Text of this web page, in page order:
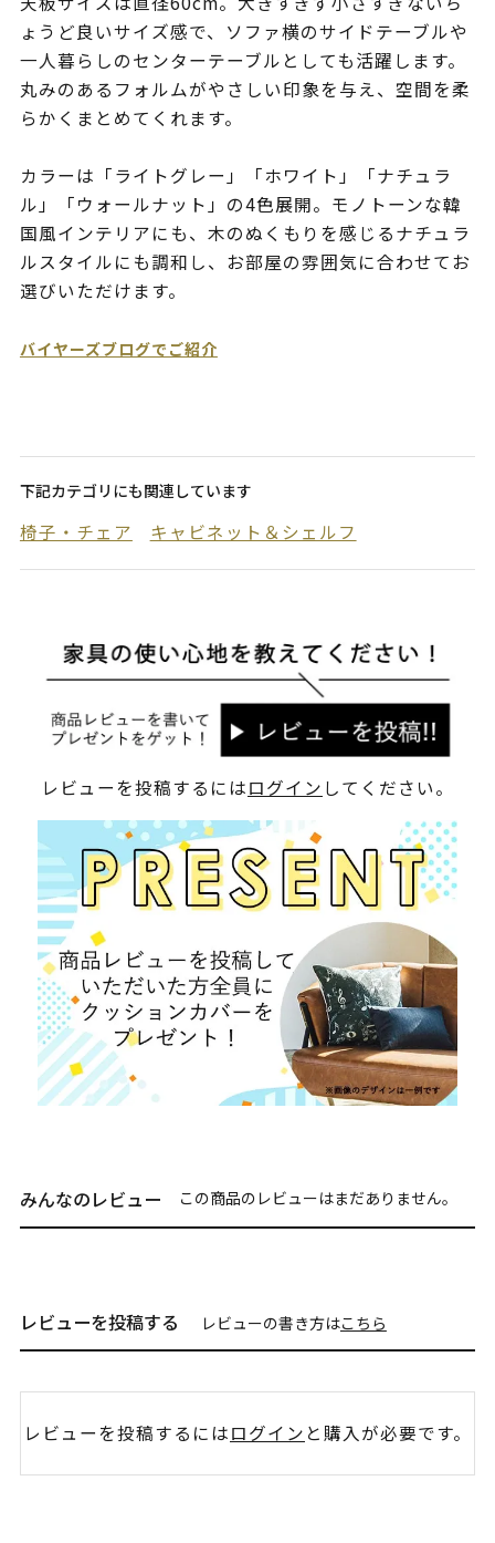
ょうど良いサイズ感で、ソファ横のサイドテーブルや
一人暮らしのセンターテーブルとしても活躍します。
丸みのあるフォルムがやさしい印象を与え、空間を柔
らかくまとめてくれます。
カラーは「ライトグレー」「ホワイト」「ナチュラ
ル」「ウォールナット」の4色展開。モノトーンな韓
国風インテリアにも、木のぬくもりを感じるナチュラ
ルスタイルにも調和し、お部屋の雰囲気に合わせてお
選びいただけます。
バイヤーズブログでご紹介
下記カテゴリにも関連しています
椅子・チェア キャビネット＆シェルフ
レビューを投稿するにはログイン してください。
みんなのレビュー この商品のレビューはまだありません。
レビューを投稿する レビューの書き方はこちら
レビューを投稿するにはログイン と購入が必要です。